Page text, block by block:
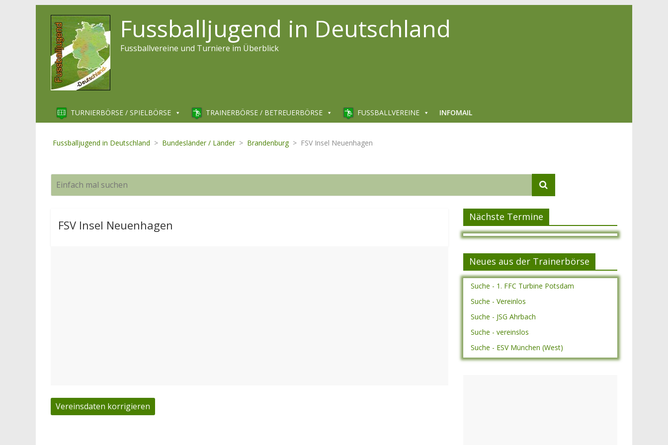
Fussballjugend in Deutschland
Fussballvereine und Turniere im Überblick
TURNIERBÖRSE / SPIELBÖRSE TRAINERBÖRSE / BETREUERBÖRSE FUSSBALLVEREINE INFOMAIL
Fussballjugend in Deutschland > Bundesländer / Länder > Brandenburg > FSV Insel Neuenhagen
FSV Insel Neuenhagen
Vereinsdaten korrigieren
Nächste Termine
Neues aus der Trainerbörse
Suche - 1. FFC Turbine Potsdam
Suche - Vereinlos
Suche - JSG Ahrbach
Suche - vereinslos
Suche - ESV München (West)